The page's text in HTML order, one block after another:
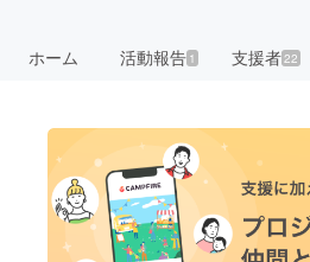
ホーム 活動報告1 支援者 22